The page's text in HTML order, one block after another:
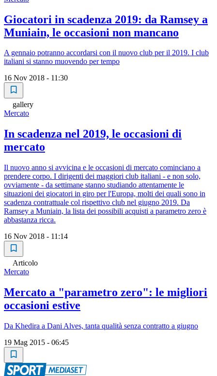
Giocatori in scadenza 2019: da Ramsey a
Muniain, le occasioni non mancano
A gennaio potranno accordarsi con il nuovo club per il 2019. I club
italiani si stanno muovendo per tempo
16 Nov 2018 - 11:30
gallery
Mercato
In scadenza nel 2019, le occasioni di
mercato
Il nuovo anno si avvicina e le occasioni di mercato cominciano a
prendere corpo. I dirigenti dei maggiori club italiani - e non solo,
ovviamente - da settimane stanno studiando attentamente le
situazioni dei giocatori in giro per l'Europa, molti dei quali sono in
scadenza contrattuale col rispettivo club nel giugno 2019. Da
Ramsey a Muniain, la lista dei possibili acquisti a parametro zero è
abbastanza ricca.
16 Nov 2018 - 11:14
Articolo
Mercato
Mercato a "parametro zero": le migliori
occasioni estive
Da Khedira a Dani Alves, tanta qualità senza contratto a giugno
19 Mag 2015 - 06:45